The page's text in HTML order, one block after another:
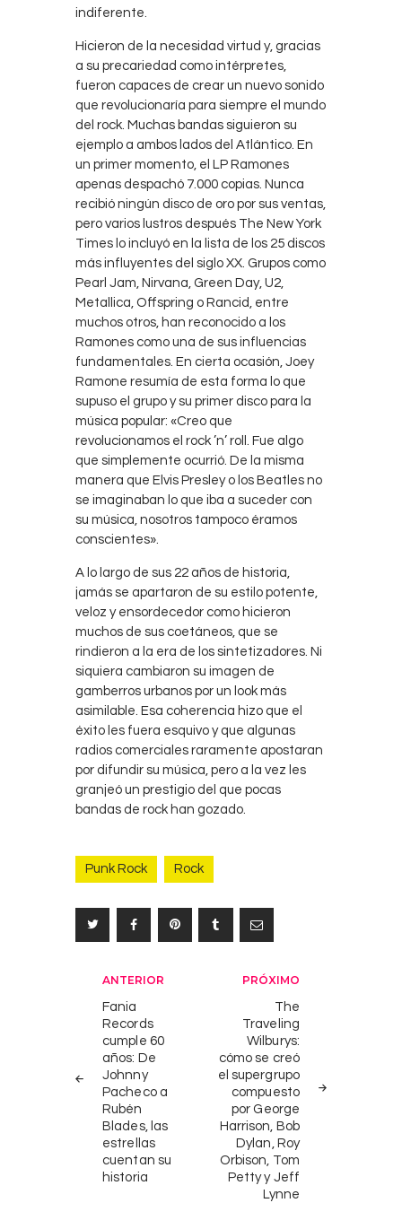
indiferente.
Hicieron de la necesidad virtud y, gracias
a su precariedad como intérpretes,
fueron capaces de crear un nuevo sonido
que revolucionaría para siempre el mundo
del rock. Muchas bandas siguieron su
ejemplo a ambos lados del Atlántico. En
un primer momento, el LP Ramones
apenas despachó 7.000 copias. Nunca
recibió ningún disco de oro por sus ventas,
pero varios lustros después The New York
Times lo incluyó en la lista de los 25 discos
más influyentes del siglo XX. Grupos como
Pearl Jam, Nirvana, Green Day, U2,
Metallica, Offspring o Rancid, entre
muchos otros, han reconocido a los
Ramones como una de sus influencias
fundamentales. En cierta ocasión, Joey
Ramone resumía de esta forma lo que
supuso el grupo y su primer disco para la
música popular: «Creo que
revolucionamos el rock ’n’ roll. Fue algo
que simplemente ocurrió. De la misma
manera que Elvis Presley o los Beatles no
se imaginaban lo que iba a suceder con
su música, nosotros tampoco éramos
conscientes».
A lo largo de sus 22 años de historia,
jamás se apartaron de su estilo potente,
veloz y ensordecedor como hicieron
muchos de sus coetáneos, que se
rindieron a la era de los sintetizadores. Ni
siquiera cambiaron su imagen de
gamberros urbanos por un look más
asimilable. Esa coherencia hizo que el
éxito les fuera esquivo y que algunas
radios comerciales raramente apostaran
por difundir su música, pero a la vez les
granjeó un prestigio del que pocas
bandas de rock han gozado.
Punk Rock Rock
Navegación
de
entradas
ANTERIOR
Fania
Records
cumple 60
años: De
Johnny
Pacheco a
Rubén
Blades, las
estrellas
cuentan su
historia
PRÓXIMO
The
Traveling
Wilburys:
cómo se creó
el supergrupo
compuesto
por George
Harrison, Bob
Dylan, Roy
Orbison, Tom
Petty y Jeff
Lynne